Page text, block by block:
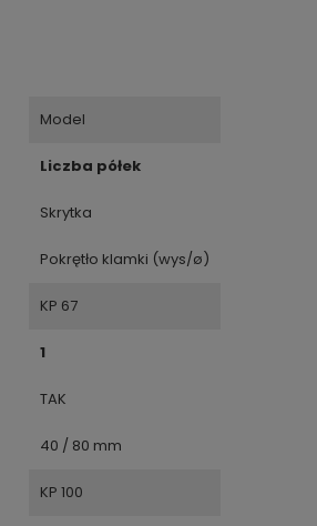
Model
Liczba półek
Skrytka
Pokrętło klamki (wys/ø)
KP 67
1
TAK
40 / 80 mm
KP 100